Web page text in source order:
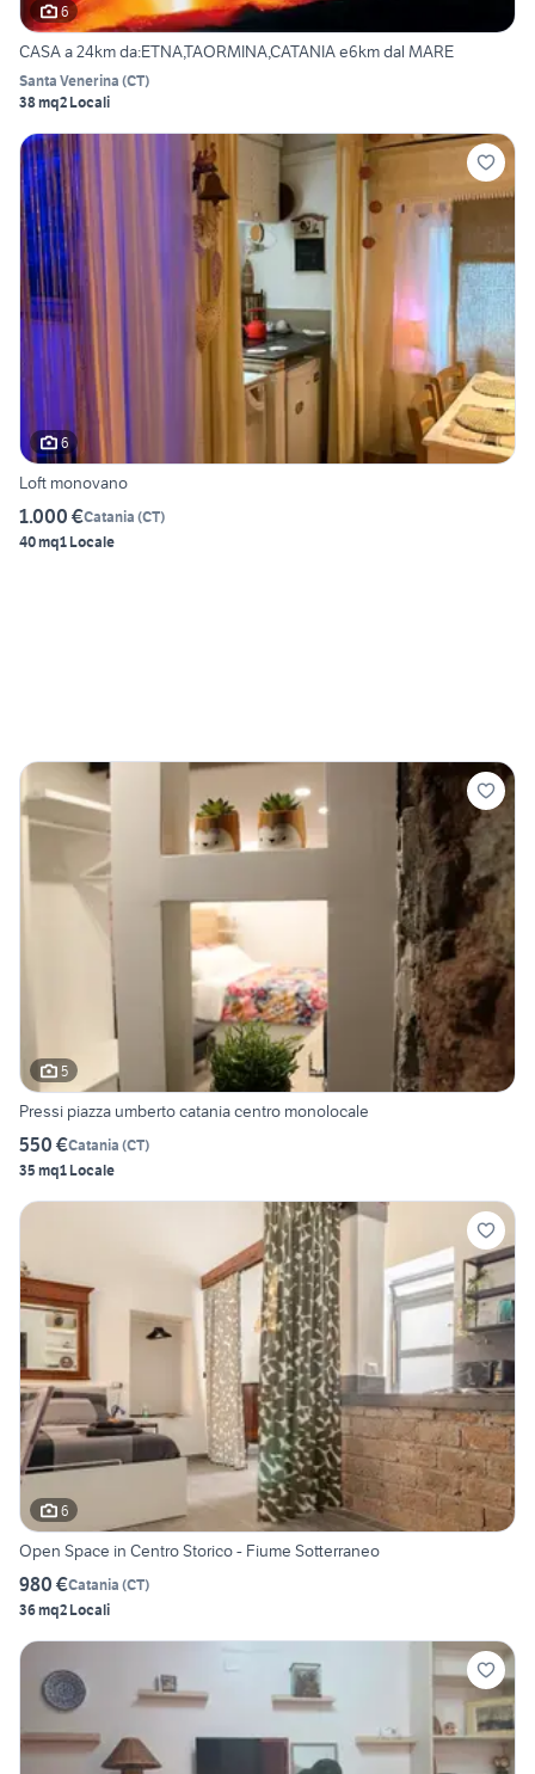
6
CASA a 24km da:ETNA,TAORMINA,CATANIA e6km dal MARE
Santa Venerina (CT)
38 mq2 Locali
6
Loft monovano
1.000 €Catania (CT)
40 mq1 Locale
5
Pressi piazza umberto catania centro monolocale
550 €Catania (CT)
35 mq1 Locale
6
Open Space in Centro Storico - Fiume Sotterraneo
980 €Catania (CT)
36 mq2 Locali